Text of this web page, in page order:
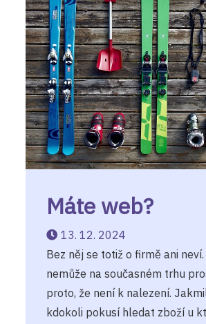
Máte web?
13. 12. 2024
Bez něj se totiž o firmě ani
nemůže na současném trhu
proto, že není k nalezení.
kdokoli pokusí hledat zboží u